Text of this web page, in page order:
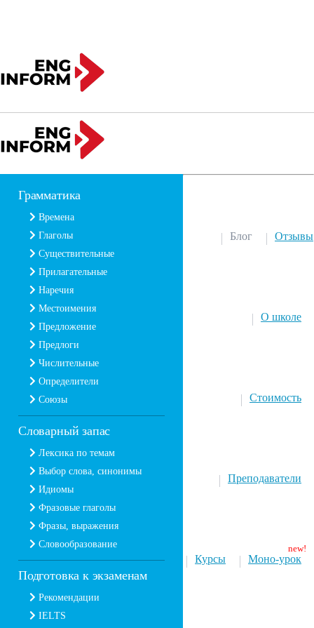
Грамматика
Времена
Глаголы
Существительные
Прилагательные
Наречия
Местоимения
Предложение
Предлоги
Числительные
Определители
Союзы
Словарный запас
Лексика по темам
Выбор слова, синонимы
Идиомы
Фразовые глаголы
Фразы, выражения
Словообразование
Подготовка к экзаменам
Рекомендации
IELTS
Отзывы
Блог
О школе
Стоимость
Преподаватели
Моно-урок
Курсы